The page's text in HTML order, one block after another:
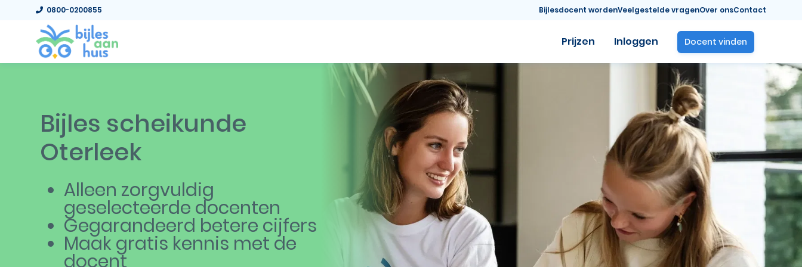
0800-0200855 Bijlesdocent wordenVeelgestelde vragenOver onsContact
Prijzen Inloggen Docent vinden
Bijles scheikunde
Oterleek
Alleen zorgvuldig
geselecteerde docenten
Gegarandeerd betere cijfers
Maak gratis kennis met de
docent